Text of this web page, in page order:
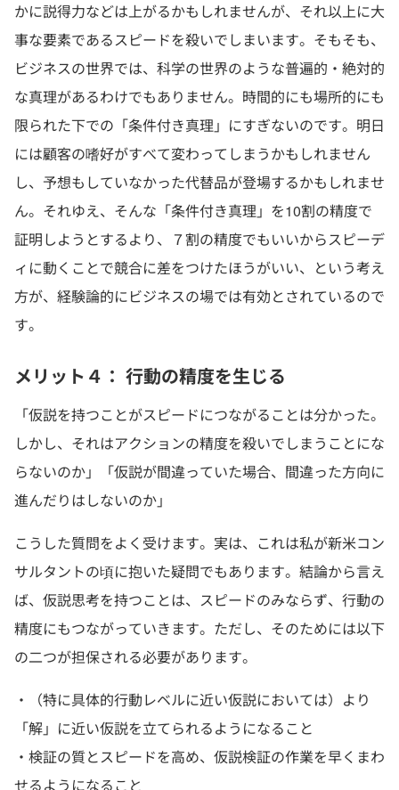
かに説得力などは上がるかもしれませんが、それ以上に大
事な要素であるスピードを殺いでしまいます。そもそも、
ビジネスの世界では、科学の世界のような普遍的・絶対的
な真理があるわけでもありません。時間的にも場所的にも
限られた下での「条件付き真理」にすぎないのです。明日
には顧客の嗜好がすべて変わってしまうかもしれません
し、予想もしていなかった代替品が登場するかもしれませ
ん。それゆえ、そんな「条件付き真理」を10割の精度で
証明しようとするより、７割の精度でもいいからスピーデ
ィに動くことで競合に差をつけたほうがいい、という考え
方が、経験論的にビジネスの場では有効とされているので
す。
メリット４： 行動の精度を生じる
「仮説を持つことがスピードにつながることは分かった。
しかし、それはアクションの精度を殺いでしまうことにな
らないのか」「仮説が間違っていた場合、間違った方向に
進んだりはしないのか」
こうした質問をよく受けます。実は、これは私が新米コン
サルタントの頃に抱いた疑問でもあります。結論から言え
ば、仮説思考を持つことは、スピードのみならず、行動の
精度にもつながっていきます。ただし、そのためには以下
の二つが担保される必要があります。
・（特に具体的行動レベルに近い仮説においては）より
「解」に近い仮説を立てられるようになること
・検証の質とスピードを高め、仮説検証の作業を早くまわ
せるようになること